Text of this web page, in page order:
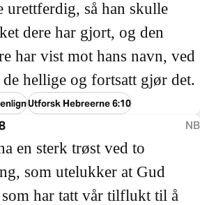
urettferdig, så han skulle
dere har gjort, og den
har vist mot hans navn, ved
de hellige og fortsatt gjør det.
Utforsk Hebreerne 6:10
NB
en sterk trøst ved to
som utelukker at Gud
har tatt vår tilflukt til å